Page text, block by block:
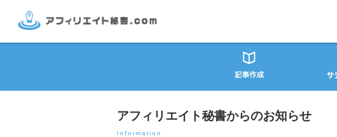
アフィリエイト秘書からのお知らせ
Information